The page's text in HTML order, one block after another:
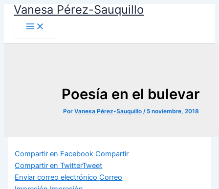
Vanesa Pérez-Sauquillo
Poesía en el bulevar
Por Vanesa Pérez-Sauquillo / 5 noviembre, 2018
Compartir en Facebook Compartir
Compartir en TwitterTweet
Enviar correo electrónico Correo